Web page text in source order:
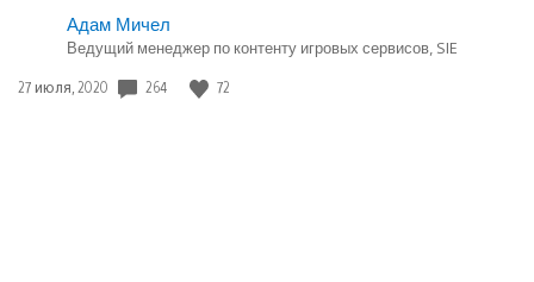
«Безумцы»
Опубликовано
Игры
playstation
Адам Мичел
Ведущий менеджер по контенту игровых сервисов, SIE
Дата
27 июля, 2020 264 72